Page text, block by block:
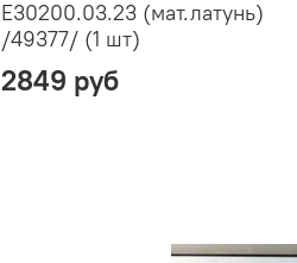
E30200.03.23 (мат.латунь)
/49377/ (1 шт)
2849 руб